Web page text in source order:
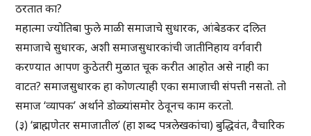
ठरतात का?
महात्मा ज्योतिबा फुले माळी समाजाचे सुधारक, आंबेडकर दलित
समाजाचे सुधारक, अशी समाजसुधारकांची जातीनिहाय वर्गवारी
करण्यात आपण कुठेतरी मुळात चूक करीत आहोत असे नाही का
वाटत? समाजसुधारक हा कोणत्याही एका समाजाची संपत्ती नसतो. तो
समाज ‘व्यापक’ अर्थाने डोळ्यांसमोर ठेवूनच काम करतो.
(३) ‘ब्राह्मणेतर समाजातील’ (हा शब्द पत्रलेखकांचा) बुद्धिवंत, वैचारिक